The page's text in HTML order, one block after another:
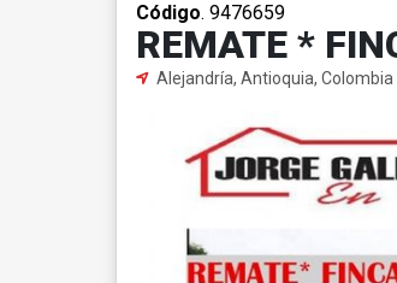
Código. 9476659
REMATE *
Alejandría, Antioquia, Colombia